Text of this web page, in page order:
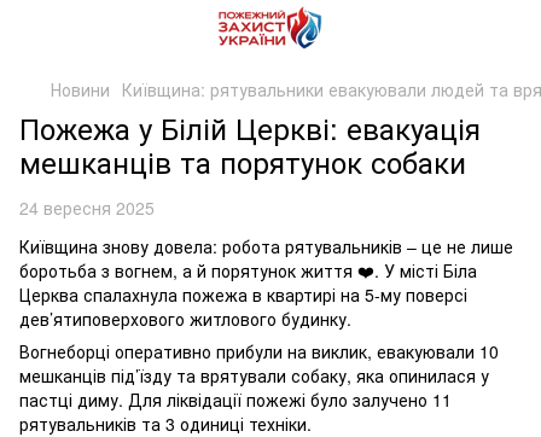
Новини Київщина: рятувальники евакуювали людей та
Пожежа у Білій Церкві: евакуація
мешканців та порятунок собаки
24 вересня 2025
Київщина знову довела: робота рятувальників – це не лише
боротьба з вогнем, а й порятунок життя ❤️. У місті Біла
Церква спалахнула пожежа в квартирі на 5-му поверсі
дев’ятиповерхового житлового будинку.
Вогнеборці оперативно прибули на виклик, евакуювали 10
мешканців під’їзду та врятували собаку, яка опинилася у
пастці диму. Для ліквідації пожежі було залучено 11
рятувальників та 3 одиниці техніки.